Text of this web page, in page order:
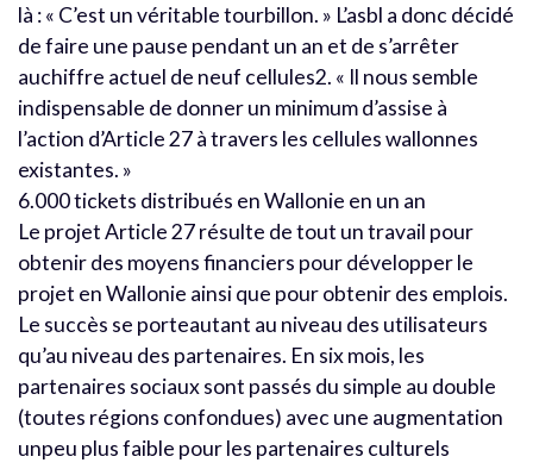
là : « C’est un véritable tourbillon. » L’asbl a donc décidé
de faire une pause pendant un an et de s’arrêter
auchiffre actuel de neuf cellules2. « Il nous semble
indispensable de donner un minimum d’assise à
l’action d’Article 27 à travers les cellules wallonnes
existantes. »
6.000 tickets distribués en Wallonie en un an
Le projet Article 27 résulte de tout un travail pour
obtenir des moyens financiers pour développer le
projet en Wallonie ainsi que pour obtenir des emplois.
Le succès se porteautant au niveau des utilisateurs
qu’au niveau des partenaires. En six mois, les
partenaires sociaux sont passés du simple au double
(toutes régions confondues) avec une augmentation
unpeu plus faible pour les partenaires culturels